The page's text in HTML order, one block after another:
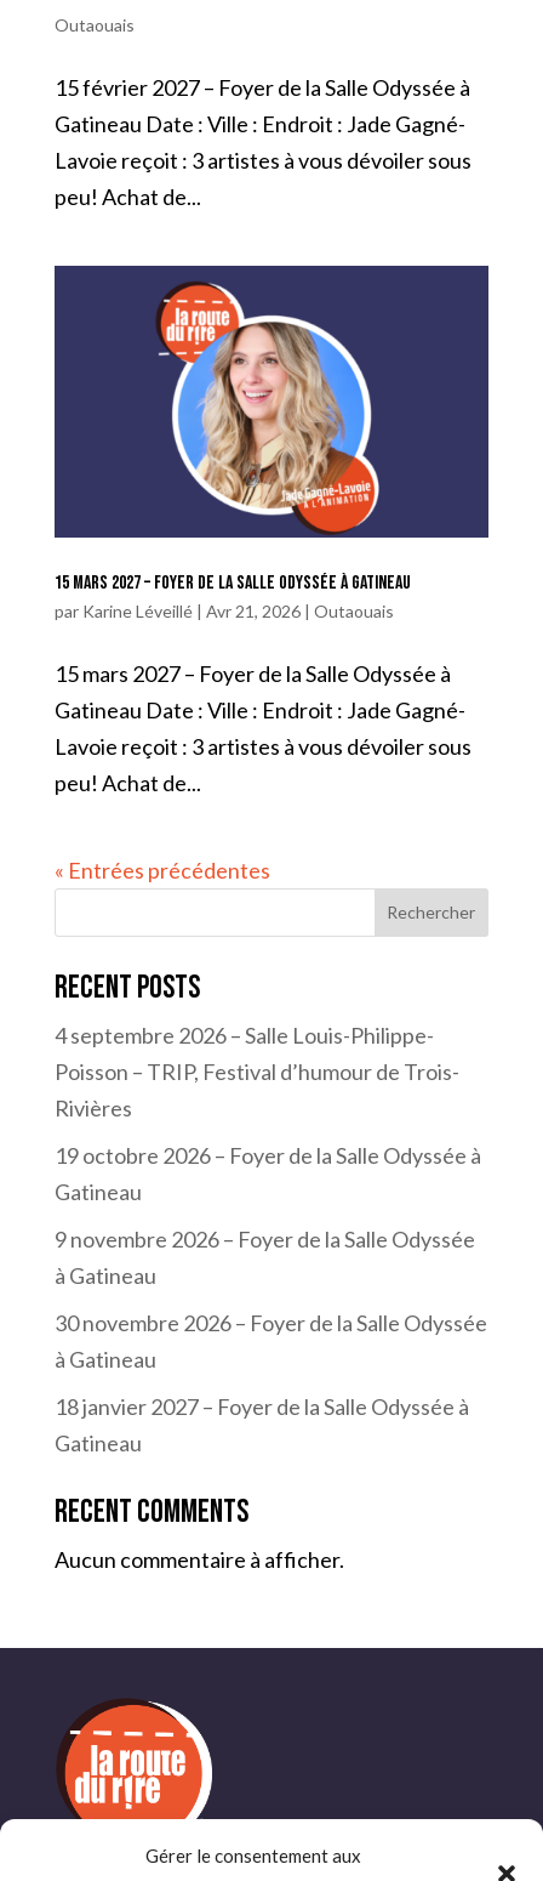
Gérer le consentement aux
Outaouais
15 février 2027 – Foyer de la Salle Odyssée à
Gatineau Date : Ville : Endroit : Jade Gagné-
Lavoie reçoit : 3 artistes à vous dévoiler sous
peu! Achat de...
15 mars 2027 – Foyer de la Salle Odyssée à Gatineau
par Karine Léveillé| Avr 21, 2026| Outaouais
15 mars 2027 – Foyer de la Salle Odyssée à
Gatineau Date : Ville : Endroit : Jade Gagné-
Lavoie reçoit : 3 artistes à vous dévoiler sous
peu! Achat de...
« Entrées précédentes
Rechercher
Recent Posts
4 septembre 2026 – Salle Louis-Philippe-
Poisson – TRIP, Festival d’humour de Trois-
Rivières
19 octobre 2026 – Foyer de la Salle Odyssée à
Gatineau
9 novembre 2026 – Foyer de la Salle Odyssée
à Gatineau
30 novembre 2026 – Foyer de la Salle Odyssée
à Gatineau
18 janvier 2027 – Foyer de la Salle Odyssée à
Gatineau
Recent Comments
Aucun commentaire à afficher.